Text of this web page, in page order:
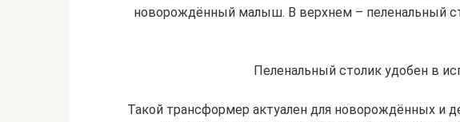
новорождённый малыш. В верхнем – пеленальный
Пеленальный столик удобен в
Такой трансформер актуален для новорождённых и